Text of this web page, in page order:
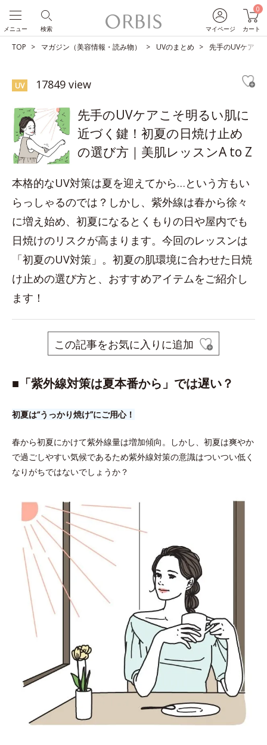
マイページ
0
カート
検索
メニュー
TOP マガジン（美容情報・読み物） UVのまとめ 先手のUVケアこ
UV 17849 view
先手のUVケアこそ明るい肌に
近づく鍵！初夏の日焼け止め
の選び方｜美肌レッスンA to Z
本格的なUV対策は夏を迎えてから…という方もい
らっしゃるのでは？しかし、紫外線は春から徐々
に増え始め、初夏になるとくもりの日や屋内でも
日焼けのリスクが高まります。今回のレッスンは
「初夏のUV対策」。初夏の肌環境に合わせた日焼
け止めの選び方と、おすすめアイテムをご紹介し
ます！
この記事をお気に入りに追加
■「紫外線対策は夏本番から」では遅い？
初夏は“うっかり焼け”にご用心！
春から初夏にかけて紫外線量は増加傾向。しかし、初夏は爽やか
で過ごしやすい気候であるため紫外線対策の意識はついつい低く
なりがちではないでしょうか？